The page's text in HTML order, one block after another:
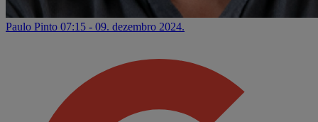
Paulo Pinto 07:15 - 09. dezembro 2024.